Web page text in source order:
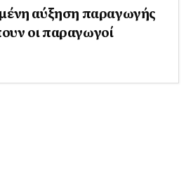
αύξηση παραγωγής
οι παραγωγοί